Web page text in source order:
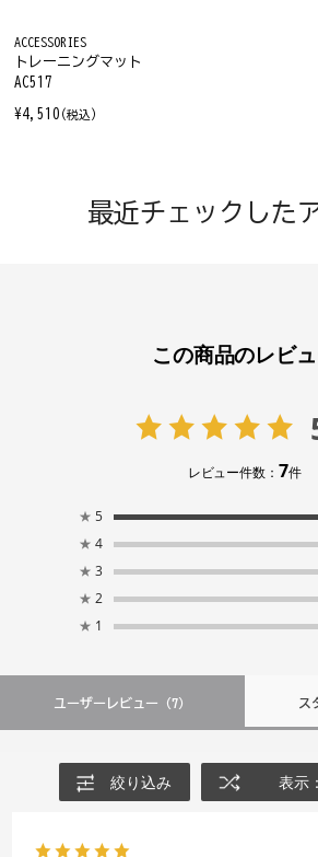
ACCESSORIES
トレーニングマット
AC517
¥4,510 (税込)
最近チェックした
この商品のレビ
レビュー件数：7件
★ 5
★ 4
★ 3
★ 2
★ 1
ユーザーレビュー （7） ス
絞り込み 表示